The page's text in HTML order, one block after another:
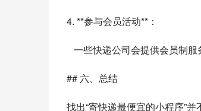
4. **参与会员活动**：
一些快递公司会提供会员制
## 六、总结
找出“寄快递最便宜的小程序”